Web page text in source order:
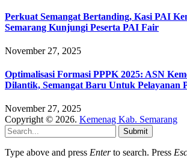
Perkuat Semangat Bertanding, Kasi PAI
Semarang Kunjungi Peserta PAI Fair
November 27, 2025
Optimalisasi Formasi PPPK 2025: ASN
Dilantik, Semangat Baru Untuk Pelayanan
November 27, 2025
Copyright © 2026. Kemenag Kab. Semarang
Submit
Type above and press Enterto search. Press Esc